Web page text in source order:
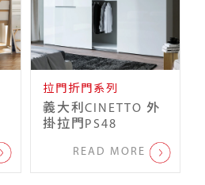
拉門折門系列
義大利CINETTO 外
掛拉門PS48
READ MORE